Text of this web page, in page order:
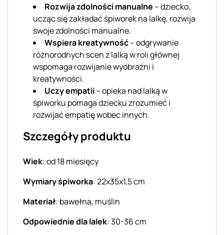
Rozwija zdolności manualne – dziecko,
ucząc się zakładać śpiworek na lalkę, rozwija
swoje zdolności manualne.
Wspiera kreatywność– odgrywanie
różnorodnych scen z lalką w roli głównej
wspomaga rozwijanie wyobraźni i
kreatywności.
Uczy empatii– opieka nad lalką w
śpiworku pomaga dziecku zrozumieć i
rozwijać empatię wobec innych.
Szczegóły produktu
Wiek: od 18 miesięcy
Wymiary śpiworka: 22x35x1,5 cm
Materiał: bawełna, muślin
Odpowiednie dla lalek: 30-36 cm